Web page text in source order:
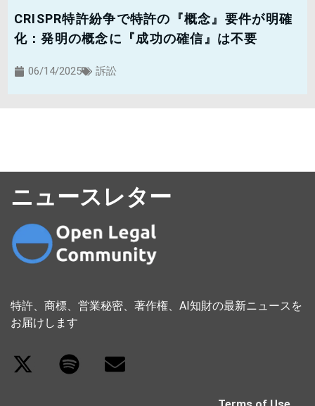
CRISPR特許紛争で特許の『概念』要件が明確
化：発明の概念に『成功の確信』は不要
06/14/2025 訴訟
ニュースレター
特許、商標、営業秘密、著作権、AI知財の最新ニュースを
お届けします